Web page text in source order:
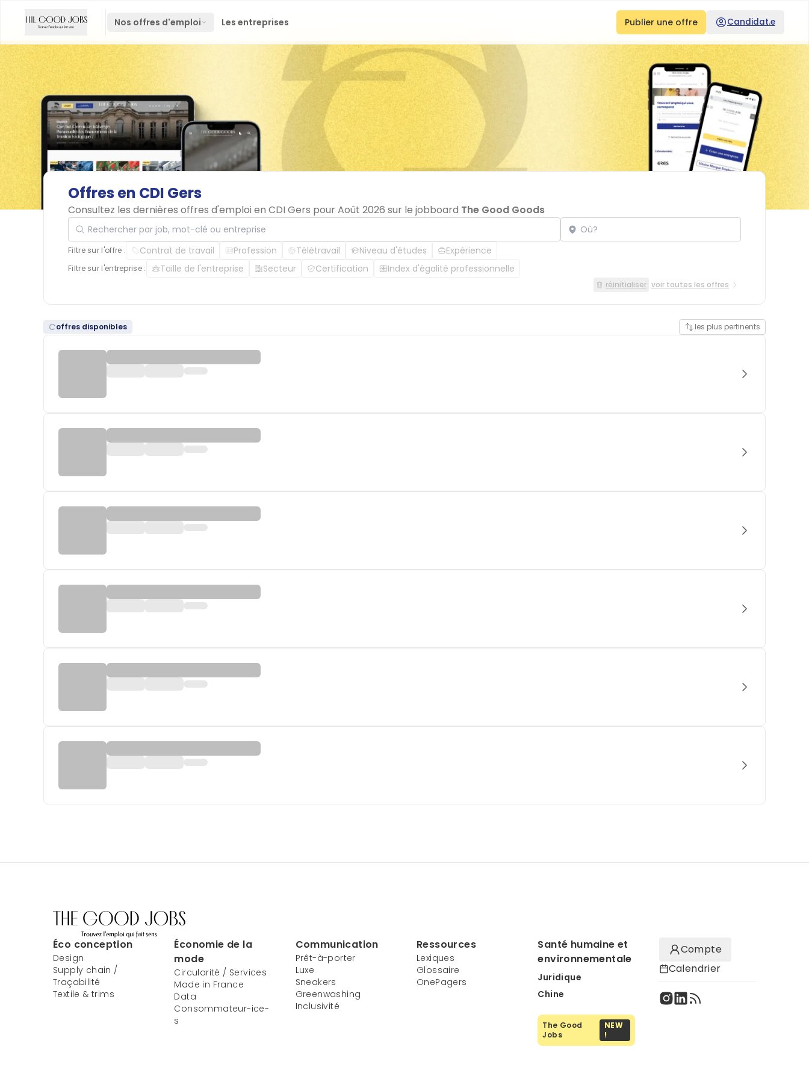
Nos offres d'emploi Les entreprises Publier une offre Candidat.e
Offres en CDI Gers
Consultez les dernières offres d'emploi en CDI Gers pour Août 2026 sur le jobboard The Good Goods
Rechercher par job, mot-clé ou entreprise Localisation
Filtre sur l'offre : Contrat de travail Profession Télétravail Niveau d'études Expérience
Filtre sur l'entreprise : Taille de l'entreprise Secteur Certification Index d'égalité professionnelle
réinitialiser voir toutes les offres
offres disponibles les plus pertinents
Éco conception
Design
Supply chain /
Traçabilité
Textile & trims
Économie de la
mode
Circularité / Services
Made in France
Data
Consommateur-ice-
s
Communication
Prêt-à-porter
Luxe
Sneakers
Greenwashing
Inclusivité
Ressources
Lexiques
Glossaire
OnePagers
Santé humaine et
environnementale
Juridique
Chine
The Good
Jobs
NEW
!
Compte
Calendrier